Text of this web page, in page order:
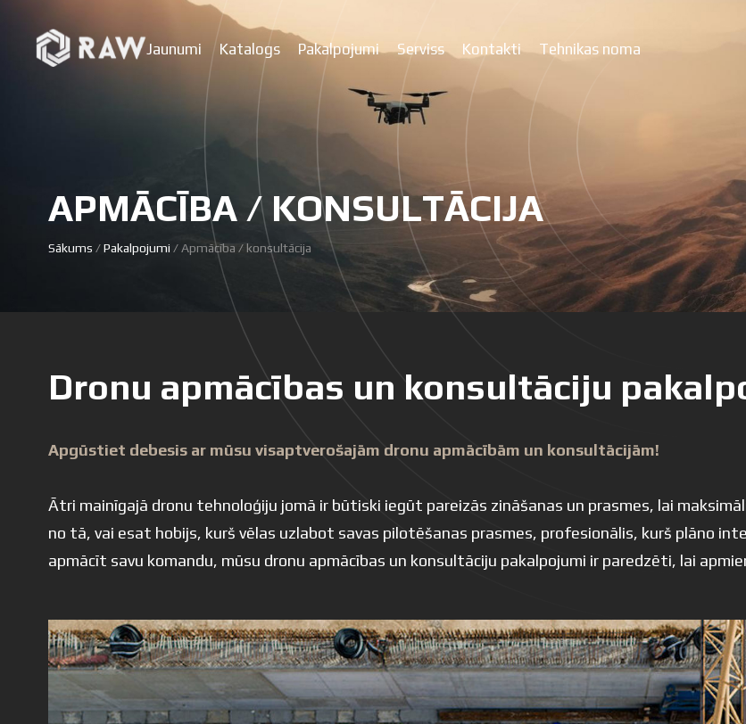
Jaunumi Katalogs Pakalpojumi Serviss Kontakti Tehnikas noma
APMĀCĪBA / KONSULTĀCIJA
Sākums /Pakalpojumi / Apmācība / konsultācija
Dronu apmācības un konsultāciju
Apgūstiet debesis ar mūsu visaptverošajām dronu apmācībām un konsultācijām!
Ātri mainīgajā dronu tehnoloģiju jomā ir būtiski iegūt pareizās zināšanas un prasmes, lai
no tā, vai esat hobijs, kurš vēlas uzlabot savas pilotēšanas prasmes, profesionālis, kurš plāno
apmācīt savu komandu, mūsu dronu apmācības un konsultāciju pakalpojumi ir paredzēti, lai